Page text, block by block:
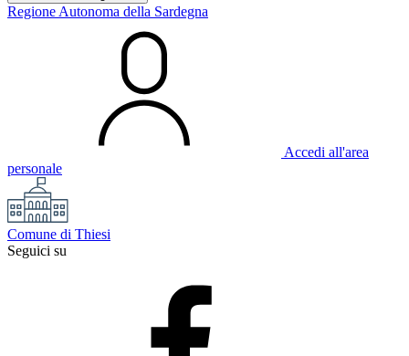
Regione Autonoma della Sardegna
Accedi all'area
personale
Comune di Thiesi
Seguici su